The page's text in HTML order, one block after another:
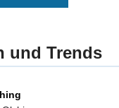
und Trends